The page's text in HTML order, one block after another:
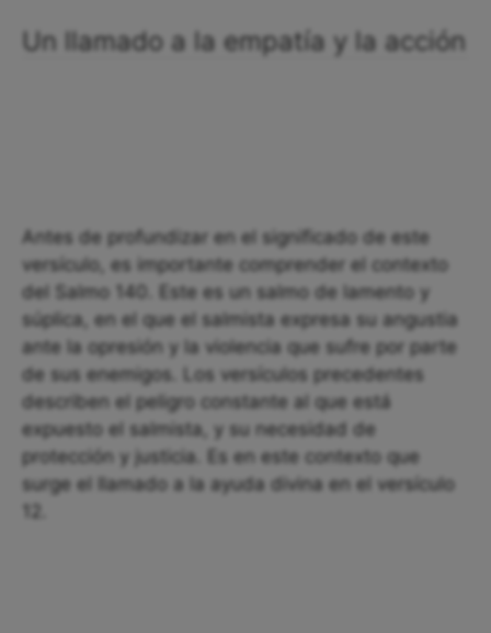
Un llamado a la empatía y la acción
Antes de profundizar en el significado de este
versículo, es importante comprender el contexto
del Salmo 140. Este es un salmo de lamento y
súplica, en el que el salmista expresa su angustia
ante la opresión y la violencia que sufre por parte
de sus enemigos. Los versículos precedentes
describen el peligro constante al que está
expuesto el salmista, y su necesidad de
protección y justicia. Es en este contexto que
surge el llamado a la ayuda divina en el versículo